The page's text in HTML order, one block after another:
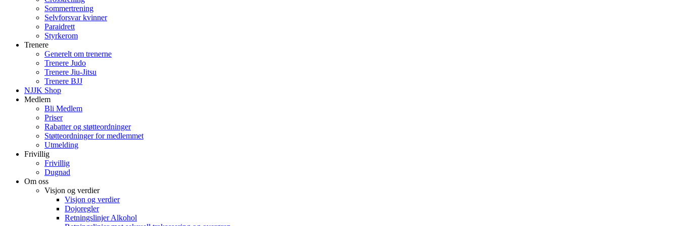
Sommertrening
Selvforsvar kvinner
Paraidrett
Styrkerom
Trenere
Generelt om trenerne
Trenere Judo
Trenere Jiu-Jitsu
Trenere BJJ
NJJK Shop
Medlem
Bli Medlem
Priser
Rabatter og støtteordninger
Støtteordninger for medlemmet
Utmelding
Frivillig
Frivillig
Dugnad
Om oss
Visjon og verdier
Visjon og verdier
Dojoregler
Retningslinjer Alkohol